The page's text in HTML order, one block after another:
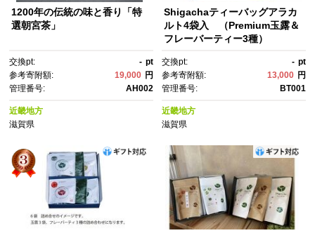
1200年の伝統の味と香り「特
選朝宮茶」
交換pt: - pt
参考寄附額:
19,000 円
管理番号:
AH002
近畿地方
滋賀県
Shigachaティーバッグアラカ
ルト4袋入 （Premium玉露＆
フレーバーティー3種）
交換pt: - pt
参考寄附額:
13,000 円
管理番号:
BT001
近畿地方
滋賀県